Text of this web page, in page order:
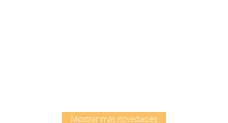
Mostrar más novedades